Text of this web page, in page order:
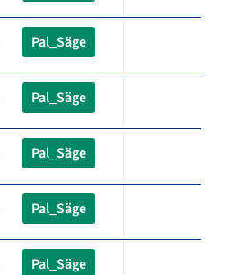
Pal_Säge
Pal_Säge
Pal_Säge
Pal_Säge
Pal_Säge